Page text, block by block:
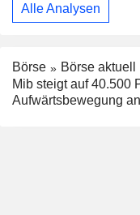
Alle Analysen
Börse Börse aktuell
Mib steigt auf 40.500
Aufwärtsbewegung an